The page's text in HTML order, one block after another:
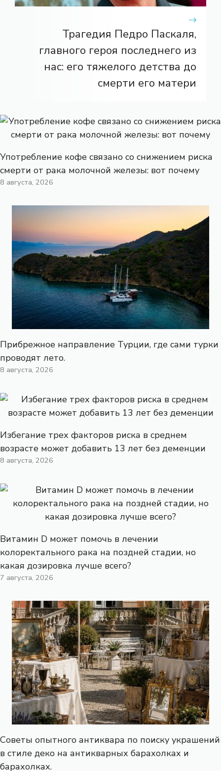
Трагедия Педро Паскаля,
главного героя последнего из
нас: его тяжелого детства до
смерти его матери
Употребление кофе связано со снижением риска
смерти от рака молочной железы: вот почему
8 августа, 2026
Прибрежное направление Турции, где сами турки
проводят лето.
8 августа, 2026
Избегание трех факторов риска в среднем
возрасте может добавить 13 лет без деменции
8 августа, 2026
Витамин D может помочь в лечении
колоректального рака на поздней стадии, но
какая дозировка лучше всего?
7 августа, 2026
Советы опытного антиквара по поиску украшений
в стиле деко на антикварных барахолках и
барахолках.